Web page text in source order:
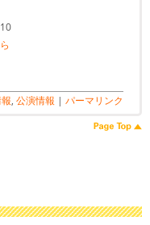
, 公演情報 | パーマリンク